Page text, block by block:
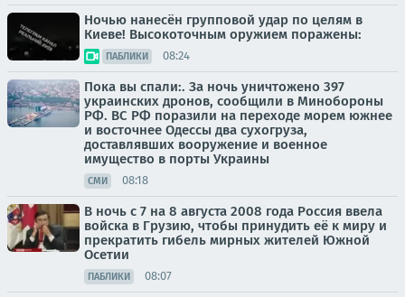
Ночью нанесён групповой удар по целям в
Киеве! Высокоточным оружием поражены:
ПАБЛИКИ 08:24
Пока вы спали:. За ночь уничтожено 397
украинских дронов, сообщили в Минобороны
РФ. ВС РФ поразили на переходе морем южнее
и восточнее Одессы два сухогруза,
доставлявших вооружение и военное
имущество в порты Украины
СМИ 08:18
В ночь с 7 на 8 августа 2008 года Россия ввела
войска в Грузию, чтобы принудить её к миру и
прекратить гибель мирных жителей Южной
Осетии
ПАБЛИКИ 08:07